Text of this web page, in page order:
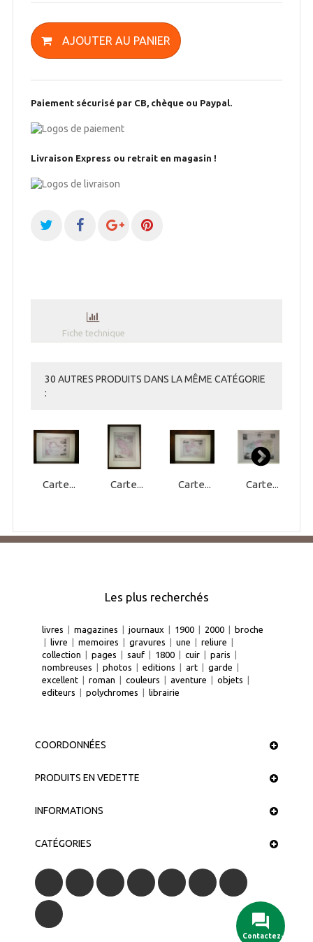
AJOUTER AU PANIER
Paiement sécurisé par CB, chèque ou Paypal.
Livraison Express ou retrait en magasin !
Fiche technique
30 AUTRES PRODUITS DANS LA MÊME CATÉGORIE
:
Carte... Carte... Carte... Carte...
Les plus recherchés
livres | magazines | journaux | 1900 | 2000 | broche
| livre | memoires | gravures | une | reliure |
collection | pages | sauf | 1800 | cuir | paris |
nombreuses | photos | editions | art | garde |
excellent | roman | couleurs | aventure | objets |
editeurs | polychromes | librairie
COORDONNÉES
PRODUITS EN VEDETTE
INFORMATIONS
CATÉGORIES
Contactez-